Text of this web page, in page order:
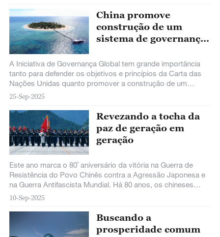
China promove
construção de um
sistema de governança
racional
A Iniciativa de Governança Global tem grande importância
tanto para defender os objetivos e princípios da Carta das
Nações Unidas quanto promover a construção de um
sistema de governança global mais justo e racional,
despertando ampla ressonância na comunidade
internacional.
25-Sep-2025
Revezando a tocha da
paz de geração em
geração
Este ano marca o 80˚ aniversário da vitória na Guerra de
Resistência do Povo Chinês contra a Agressão Japonesa e
na Guerra Antifascista Mundial. Há 80 anos, os chineses
fizeram grandes sacrifícios e contribuíram significativamente
para a salvação da civilização humana e a salvaguarda da
paz mundial.
10-Sep-2025
Buscando a
prosperidade comum